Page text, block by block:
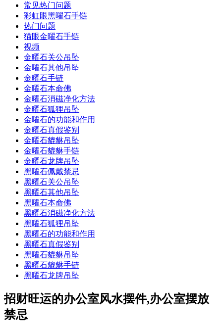
常见热门问题
彩虹眼黑曜石手链
热门问题
猫眼金曜石手链
视频
金曜石关公吊坠
金曜石其他吊坠
金曜石手链
金曜石本命佛
金曜石消磁净化方法
金曜石狐狸吊坠
金曜石的功能和作用
金曜石真假鉴别
金曜石貔貅吊坠
金曜石貔貅手链
金曜石龙牌吊坠
黑曜石佩戴禁忌
黑曜石关公吊坠
黑曜石其他吊坠
黑曜石本命佛
黑曜石消磁净化方法
黑曜石狐狸吊坠
黑曜石的功能和作用
黑曜石真假鉴别
黑曜石貔貅吊坠
黑曜石貔貅手链
黑曜石龙牌吊坠
招财旺运的办公室风水摆件,办公室摆放
禁忌